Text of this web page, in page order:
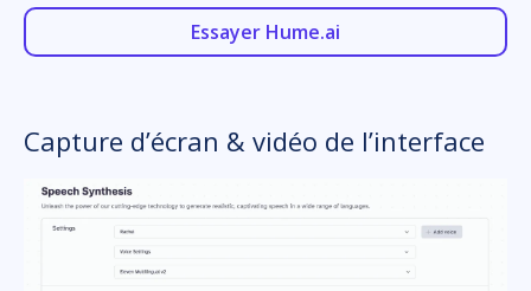
Essayer Hume.ai
Capture d’écran & vidéo de l’interface